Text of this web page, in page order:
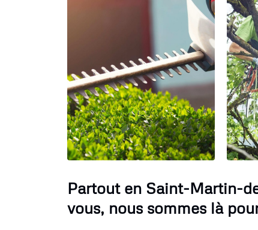
Partout en Saint-Martin-
vous, nous sommes là